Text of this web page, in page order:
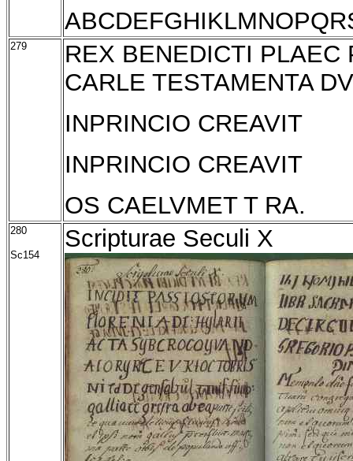
279
REX BENEDICTI
CARLE TESTAMENTA
INPRINCIO CREAVIT
INPRINCIO CREAVIT
OS CAELVMET T RA.
280
Sc154
Scripturae Seculi X